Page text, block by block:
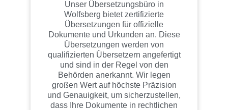
Unser Übersetzungsbüro in
Wolfsberg bietet zertifizierte
Übersetzungen für offizielle
Dokumente und Urkunden an. Diese
Übersetzungen werden von
qualifizierten Übersetzern angefertigt
und sind in der Regel von den
Behörden anerkannt. Wir legen
großen Wert auf höchste Präzision
und Genauigkeit, um sicherzustellen,
dass Ihre Dokumente in rechtlichen